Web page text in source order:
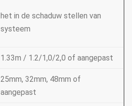
het in de schaduw stellen van
systeem
1.33m / 1.2/1,0/2,0 of aangepast
25mm, 32mm, 48mm of
aangepast